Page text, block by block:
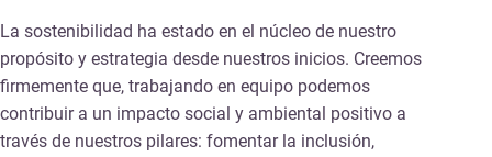
La sostenibilidad ha estado en el núcleo de nuestro
propósito y estrategia desde nuestros inicios. Creemos
firmemente que, trabajando en equipo podemos
contribuir a un impacto social y ambiental positivo a
través de nuestros pilares: fomentar la inclusión,